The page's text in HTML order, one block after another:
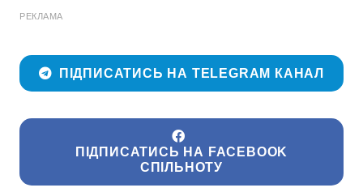
РЕКЛАМА
ПІДПИСАТИСЬ НА TELEGRAM КАНАЛ
ПІДПИСАТИСЬ НА FACEBOOK
СПІЛЬНОТУ